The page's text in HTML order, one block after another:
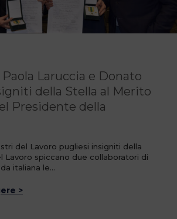
Laruccia e Donato
della Stella al Merito
Presidente della
del Lavoro pugliesi insigniti della
Lavoro spiccano due collaboratori di
italiana le…
>